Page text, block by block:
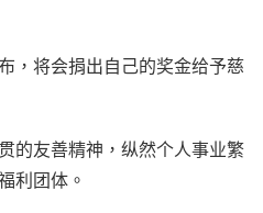
，将会捐出自己的奖金给予慈
的友善精神，纵然个人事业繁
利团体。